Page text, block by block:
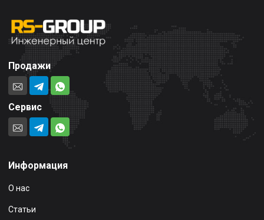
Продажи
Сервис
Информация
О нас
Статьи